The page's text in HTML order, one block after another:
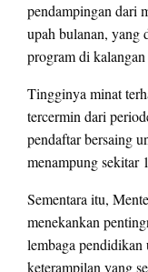
pendampingan dari
upah bulanan, yang
program di
Tingginya minat
tercermin dari
pendaftar bersaing
menampung sekitar
Sementara itu,
menekankan
lembaga pendidikan
keterampilan yang